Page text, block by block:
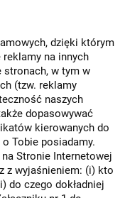
dzięki którym
na innych
stronach, w tym w
(tzw. reklamy
naszych
dopasowywać
kierowanych do
Tobie posiadamy.
Stronie Internetowej
z wyjaśnieniem: (i) kto
do czego dokładniej